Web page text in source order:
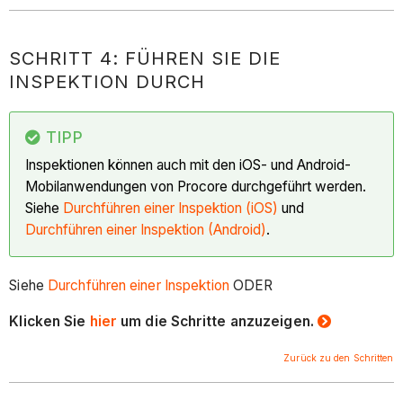
SCHRITT 4: FÜHREN SIE DIE
INSPEKTION DURCH
TIPP
Inspektionen können auch mit den iOS- und Android-
Mobilanwendungen von Procore durchgeführt werden.
Siehe Durchführen einer Inspektion (iOS) und
Durchführen einer Inspektion (Android).
Siehe Durchführen einer InspektionODER
Klicken Sie hier um die Schritte anzuzeigen.
Zurück zu den Schritten